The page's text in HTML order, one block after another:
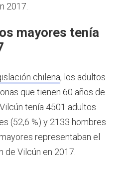
2017.
mayores tenía
chilena, los adultos
que tienen 60 años de
tenía 4501 adultos
(52,6 %) y 2133 hombres
representaban el
de Vilcún en 2017.